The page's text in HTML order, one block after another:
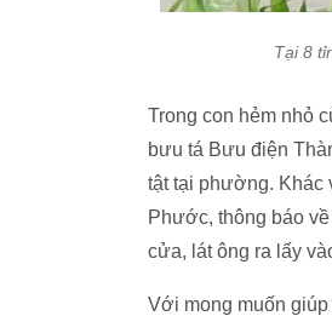
Tại 8
Trong con hẻm nhỏ
bưu tá Bưu điện
tật tại phường. Khác
Phước, thông báo
cửa, lát ông ra lấy
Với mong muốn